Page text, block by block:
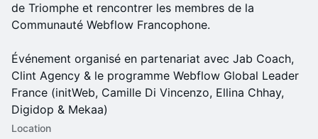
de Triomphe et rencontrer les membres de la
Communauté Webflow Francophone.
Événement organisé en partenariat avec Jab Coach,
Clint Agency & le programme Webflow Global Leader
France (initWeb, Camille Di Vincenzo, Ellina Chhay,
Digidop & Mekaa)
Location